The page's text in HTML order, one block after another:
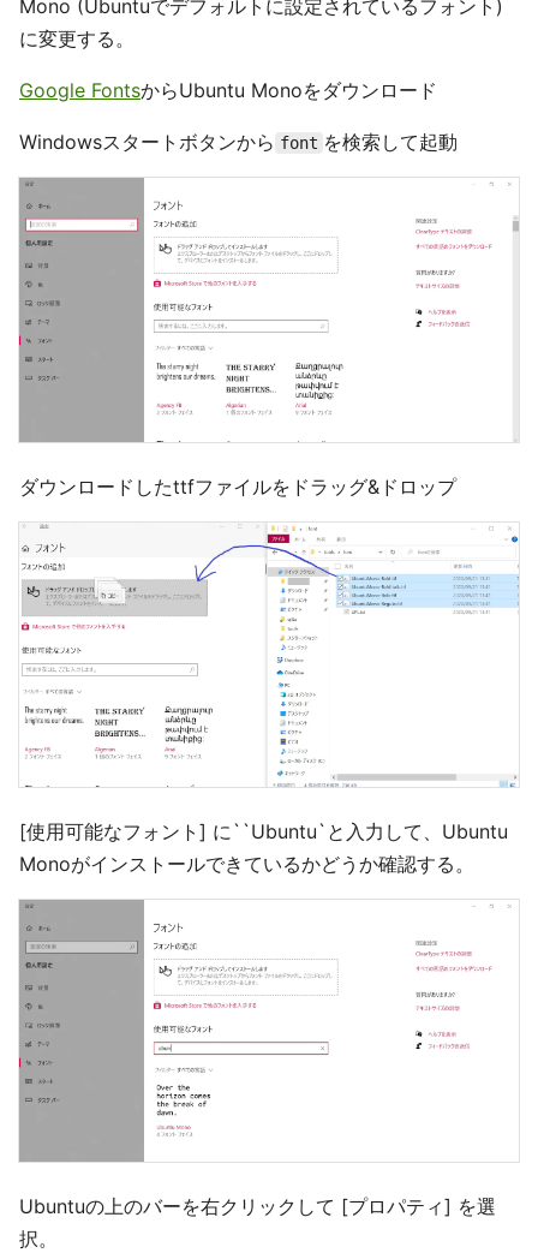
Mono (Ubuntuでデフォルトに設定されているフォント)
に変更する。
Google FontsからUbuntu Monoをダウンロード
Windowsスタートボタンから font を検索して起動
ダウンロードしたttfファイルをドラッグ&ドロップ
[使用可能なフォント] に``Ubuntu`と入力して、Ubuntu
Monoがインストールできているかどうか確認する。
Ubuntuの上のバーを右クリックして [プロパティ] を選
択。